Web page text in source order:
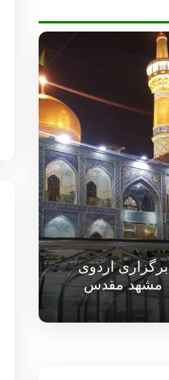
برگزاری اردوی
مشهد مقدس